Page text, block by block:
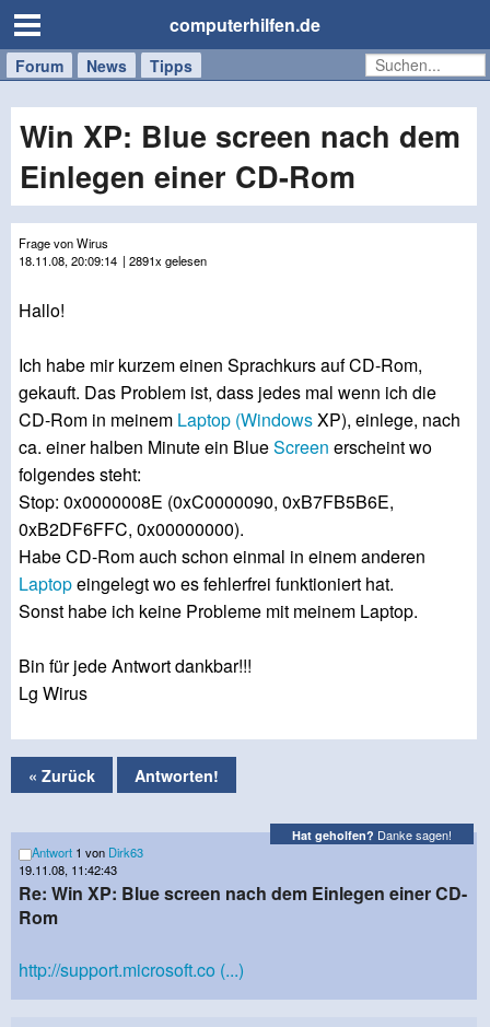
computerhilfen.de
Forum News Tipps
Handy
Tablet
Windows
Mac
Win XP: Blue screen nach dem
Einlegen einer CD-Rom
Frage von Wirus
18.11.08, 20:09:14 | 2891x gelesen
Hallo!
Ich habe mir kurzem einen Sprachkurs auf CD-Rom,
gekauft. Das Problem ist, dass jedes mal wenn ich die
CD-Rom in meinem Laptop (WindowsXP), einlege, nach
ca. einer halben Minute ein BlueScreen erscheint wo
folgendes steht:
Stop: 0x0000008E (0xC0000090, 0xB7FB5B6E,
0xB2DF6FFC, 0x00000000).
Habe CD-Rom auch schon einmal in einem anderen
Laptopeingelegt wo es fehlerfrei funktioniert hat.
Sonst habe ich keine Probleme mit meinem Laptop.
Bin für jede Antwort dankbar!!!
Lg Wirus
« Zurück Antworten!
Hat geholfen? Danke sagen!
Antwort 1 von Dirk63
19.11.08, 11:42:43
Re: Win XP: Blue screen nach dem Einlegen einer CD-
Rom
http://support.microsoft.co (...)